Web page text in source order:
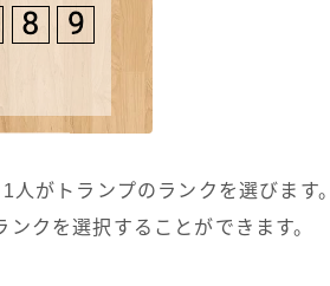
がトランプのランクを選びます。
クを選択することができます。